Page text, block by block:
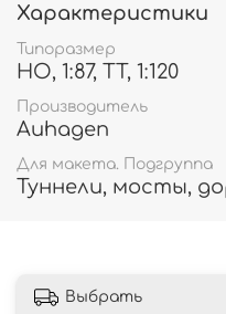
Характеристики
Типоразмер
HO, 1:87, TT, 1:120
Производитель
Auhagen
Для макета. Подгруппа
Туннели, мосты,
Выбрать